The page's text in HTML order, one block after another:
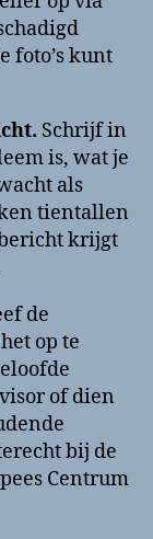
foto’s kunt
Schrijf in
is, wat je
als
tientallen
krijgt
de
op te
of dien
bij de
Centrum